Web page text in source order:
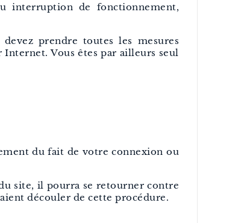
interruption de fonctionnement,
prendre toutes les mesures
Vous êtes par ailleurs seul
du fait de votre connexion ou
site, il pourra se retourner contre
découler de cette procédure.